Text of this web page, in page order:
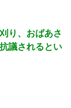
プか
【朗報】誤って脳幹を摘出された女性､重篤な植物状態だが､意識は正常で何かを思考していると判明
り、おばあさ
議されるとい